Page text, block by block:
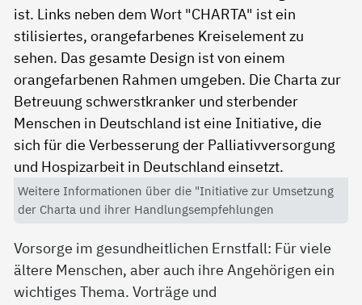
Weitere Informationen über die "Initiative zur Umsetzung
der Charta und ihrer Handlungsempfehlungen
Vorsorge im gesundheitlichen Ernstfall: Für viele
ältere Menschen, aber auch ihre Angehörigen ein
wichtiges Thema. Vorträge und